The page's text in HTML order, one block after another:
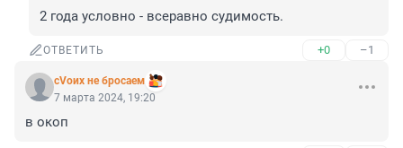
2 года условно - всеравно судимость.
ОТВЕТИТЬ +0 –1
сVоих не бросаем
7 марта 2024, 19:20
в окоп